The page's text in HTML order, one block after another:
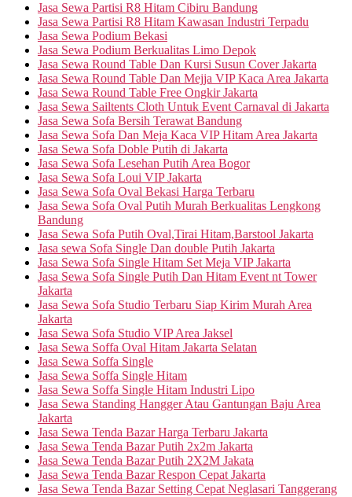
Jasa Sewa Partisi R8 Hitam Cibiru Bandung
Jasa Sewa Partisi R8 Hitam Kawasan Industri Terpadu
Jasa Sewa Podium Bekasi
Jasa Sewa Podium Berkualitas Limo Depok
Jasa Sewa Round Table Dan Kursi Susun Cover Jakarta
Jasa Sewa Round Table Dan Mejja VIP Kaca Area Jakarta
Jasa Sewa Round Table Free Ongkir Jakarta
Jasa Sewa Sailtents Cloth Untuk Event Carnaval di Jakarta
Jasa Sewa Sofa Bersih Terawat Bandung
Jasa Sewa Sofa Dan Meja Kaca VIP Hitam Area Jakarta
Jasa Sewa Sofa Doble Putih di Jakarta
Jasa Sewa Sofa Lesehan Putih Area Bogor
Jasa Sewa Sofa Loui VIP Jakarta
Jasa Sewa Sofa Oval Bekasi Harga Terbaru
Jasa Sewa Sofa Oval Putih Murah Berkualitas Lengkong
Bandung
Jasa Sewa Sofa Putih Oval,Tirai Hitam,Barstool Jakarta
Jasa sewa Sofa Single Dan double Putih Jakarta
Jasa Sewa Sofa Single Hitam Set Meja VIP Jakarta
Jasa Sewa Sofa Single Putih Dan Hitam Event nt Tower
Jakarta
Jasa Sewa Sofa Studio Terbaru Siap Kirim Murah Area
Jakarta
Jasa Sewa Sofa Studio VIP Area Jaksel
Jasa Sewa Soffa Oval Hitam Jakarta Selatan
Jasa Sewa Soffa Single
Jasa Sewa Soffa Single Hitam
Jasa Sewa Soffa Single Hitam Industri Lipo
Jasa Sewa Standing Hangger Atau Gantungan Baju Area
Jakarta
Jasa Sewa Tenda Bazar Harga Terbaru Jakarta
Jasa Sewa Tenda Bazar Putih 2x2m Jakarta
Jasa Sewa Tenda Bazar Putih 2X2M Jakata
Jasa Sewa Tenda Bazar Respon Cepat Jakarta
Jasa Sewa Tenda Bazar Setting Cepat Neglasari Tanggerang